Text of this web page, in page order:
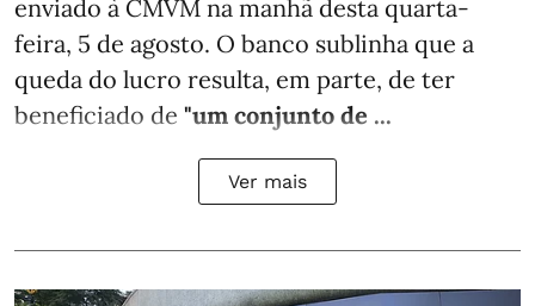
enviado à CMVM na manhã desta quarta-
feira, 5 de agosto. O banco sublinha que a
queda do lucro resulta, em parte, de ter
beneficiado de "um conjunto de ...
Ver mais